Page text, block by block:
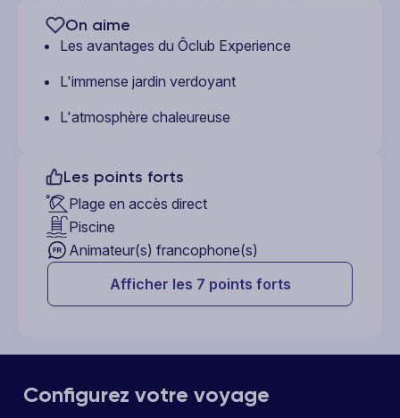
On aime
Les avantages du Ôclub Experience
L'immense jardin verdoyant
L'atmosphère chaleureuse
Les points forts
Plage en accès direct
Piscine
Animateur(s) francophone(s)
Afficher les 7 points forts
Configurez votre voyage